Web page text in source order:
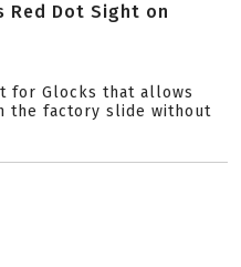
Red Dot Sight on
for Glocks that allows
the factory slide without